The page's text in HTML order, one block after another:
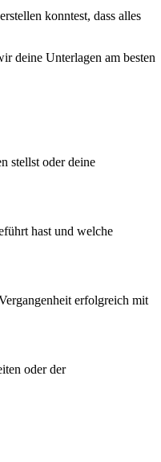
konntest, dass alles
deine Unterlagen am besten
stellst oder deine
hast und welche
erfolgreich mit
oder der